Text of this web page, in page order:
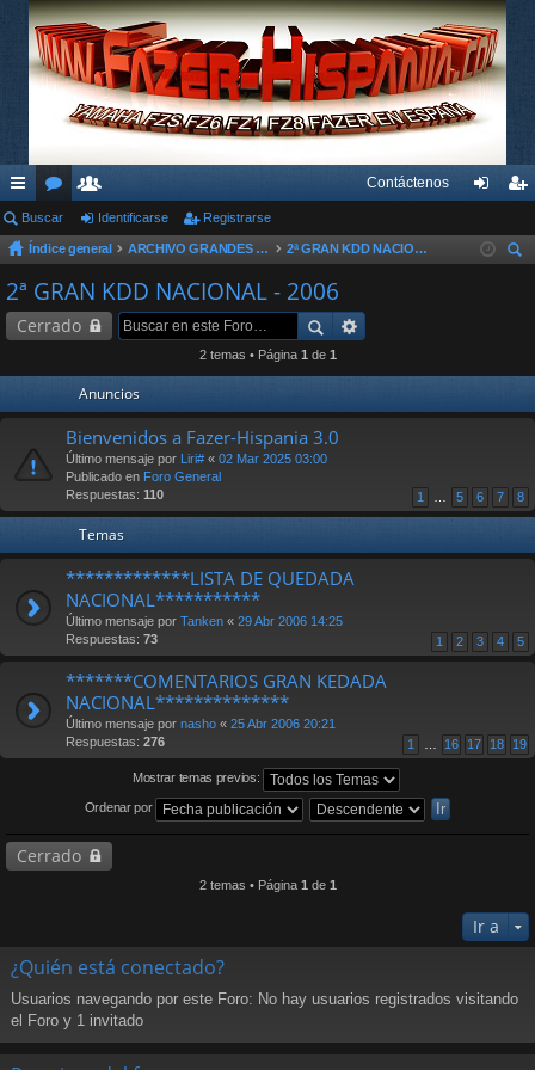
nl
ac
es
rá
or
os
su
ari
os
Contáctenos
nti ist
Buscar Identificarse Registrarse
Índice general ARCHIVO GRANDES KDD´s Y OTROS EVENTOS
2ª GRAN KDD NACIONAL - 2006
2ª GRAN KDD NACIONAL - 2006
Cerrado
2 temas • Página 1 de 1
Anuncios
Bienvenidos a Fazer-Hispania 3.0
Último mensaje por Liri# « 02 Mar 2025 03:00
Publicado en Foro General
Respuestas: 110 1 5 6 7 8
Temas
*************LISTA DE QUEDADA
NACIONAL***********
Último mensaje por Tanken « 29 Abr 2006 14:25
Respuestas: 73 1 2 3 4 5
*******COMENTARIOS GRAN KEDADA
NACIONAL**************
Último mensaje por nasho « 25 Abr 2006 20:21
Respuestas: 276 1 16 17 18 19
Mostrar temas previos:
Ordenar por
Cerrado
2 temas • Página 1 de 1
Ir a
¿Quién está conectado?
Usuarios navegando por este Foro: No hay usuarios registrados visitando
el Foro y 1 invitado